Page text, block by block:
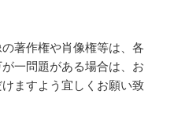
著作権や肖像権等は、各
一問題がある場合は、お
ますよう宜しくお願い致